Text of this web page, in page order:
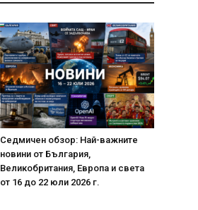
Седмичен обзор: Най-важните
новини от България,
Великобритания, Европа и света
от 16 до 22 юли 2026 г.